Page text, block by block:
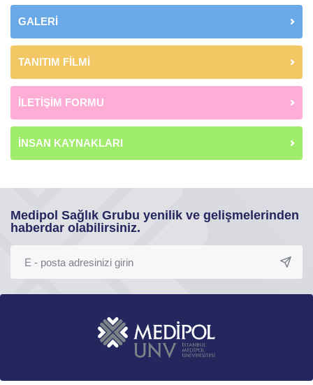
GALERİ
TANITIM FİLMİ
İLETİŞİM FORMU
İNSAN KAYNAKLARI
Medipol Sağlık Grubu yenilik ve gelişmelerinden
haberdar olabilirsiniz.